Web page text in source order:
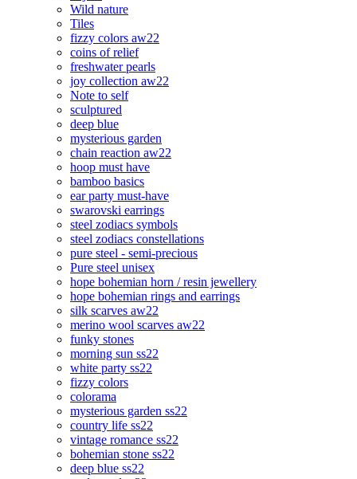
Wild nature
Tiles
fizzy colors aw22
coins of relief
freshwater pearls
joy collection aw22
Note to self
sculptured
deep blue
mysterious garden
chain reaction aw22
hoop must have
bamboo basics
ear party must-have
swarovski earrings
steel zodiacs symbols
steel zodiacs constellations
pure steel - semi-precious
Pure steel unisex
hope bohemian horn / resin jewellery
hope bohemian rings and earrings
silk scarves aw22
merino wool scarves aw22
funky stones
morning sun ss22
white party ss22
fizzy colors
colorama
mysterious garden ss22
country life ss22
vintage romance ss22
bohemian stone ss22
deep blue ss22